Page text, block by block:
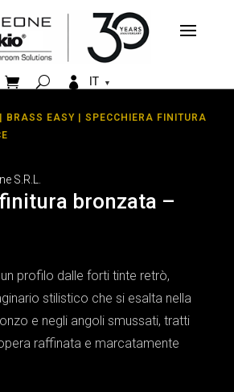
  IT
| BRASS EASY | SPECCHIERA FINITURA
S.R.L.
bronzata –
profilo dalle forti tinte retrò,
stilistico che si esalta nella
e negli angoli smussati, tratti
raffinata e marcatamente